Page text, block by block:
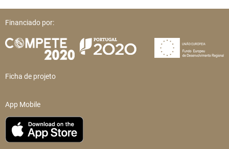
Financiado por:
Ficha de projeto
App Mobile